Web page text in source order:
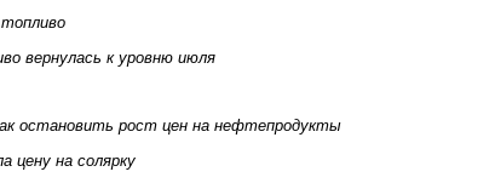
топливо
вернулась к уровню июля
остановить рост цен на нефтепродукты
цену на солярку